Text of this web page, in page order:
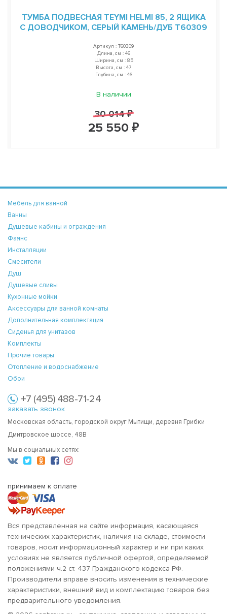
ТУМБА ПОДВЕСНАЯ TEYMI HELMI 85, 2 ЯЩИКА
С ДОВОДЧИКОМ, СЕРЫЙ КАМЕНЬ/ДУБ T60309
Артикул : T60309
Длина, см : 46
Ширина, см : 85
Высота, см : 47
Глубина, см : 46
В наличии
30 014 ₽
25 550 ₽
Мебель для ванной
Ванны
Душевые кабины и ограждения
Фаянс
Инсталляции
Смесители
Душ
Душевые сливы
Кухонные мойки
Аксессуары для ванной комнаты
Дополнительная комплектация
Сиденья для унитазов
Комплекты
Прочие товары
Отопление и водоснабжение
Обои
+7 (495) 488-71-24
заказать звонок
Московская область, городской округ Мытищи, деревня Грибки
Дмитровское шоссе, 48В
Мы в социальных сетях:
принимаем к оплате
Вся представленная на сайте информация, касающаяся
технических характеристик, наличия на складе, стоимости
товаров, носит информационный характер и ни при каких
условиях не является публичной офертой, определяемой
положениями ч.2 ст. 437 Гражданского кодекса РФ.
Производители вправе вносить изменения в технические
характеристики, внешний вид и комплектацию товаров без
предварительного уведомления.